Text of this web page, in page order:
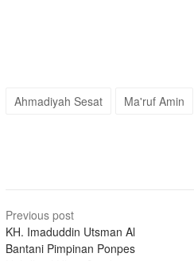
Ahmadiyah Sesat Ma'ruf Amin
Post
navigation
Previous post
KH. Imaduddin Utsman Al
Bantani Pimpinan Ponpes